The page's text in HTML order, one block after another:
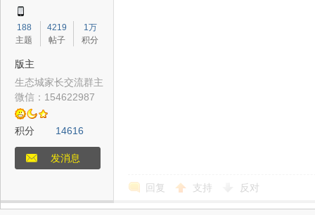
188
主题
4219
帖子
1万
积分
版主
生态城家长交流群主
微信：154622987
积分 14616
发消息
回复 支持 反对